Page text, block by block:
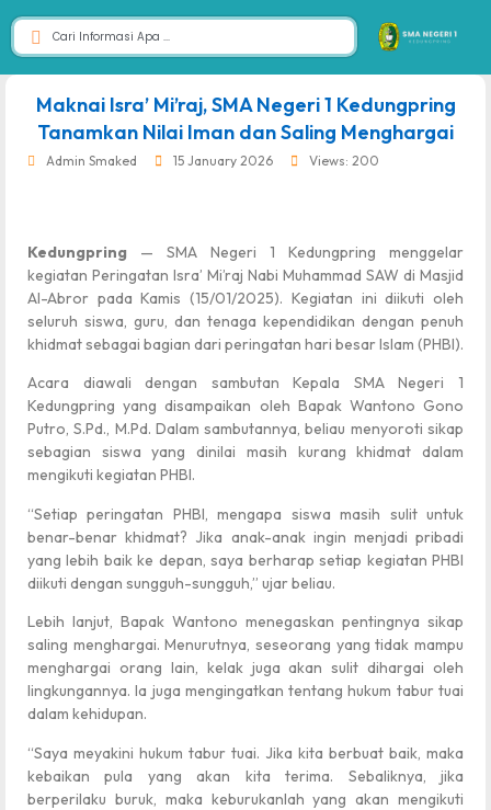
Maknai Isra’ Mi’raj, SMA Negeri 1 Kedungpring
Tanamkan Nilai Iman dan Saling Menghargai
Admin Smaked 15 January 2026 Views: 200
Kedungpring — SMA Negeri 1 Kedungpring menggelar
kegiatan Peringatan Isra’ Mi’raj Nabi Muhammad SAW di Masjid
Al-Abror pada Kamis (15/01/2025). Kegiatan ini diikuti oleh
seluruh siswa, guru, dan tenaga kependidikan dengan penuh
khidmat sebagai bagian dari peringatan hari besar Islam (PHBI).
Acara diawali dengan sambutan Kepala SMA Negeri 1
Kedungpring yang disampaikan oleh Bapak Wantono Gono
Putro, S.Pd., M.Pd. Dalam sambutannya, beliau menyoroti sikap
sebagian siswa yang dinilai masih kurang khidmat dalam
mengikuti kegiatan PHBI.
“Setiap peringatan PHBI, mengapa siswa masih sulit untuk
benar-benar khidmat? Jika anak-anak ingin menjadi pribadi
yang lebih baik ke depan, saya berharap setiap kegiatan PHBI
diikuti dengan sungguh-sungguh,” ujar beliau.
Lebih lanjut, Bapak Wantono menegaskan pentingnya sikap
saling menghargai. Menurutnya, seseorang yang tidak mampu
menghargai orang lain, kelak juga akan sulit dihargai oleh
lingkungannya. Ia juga mengingatkan tentang hukum tabur tuai
dalam kehidupan.
“Saya meyakini hukum tabur tuai. Jika kita berbuat baik, maka
kebaikan pula yang akan kita terima. Sebaliknya, jika
berperilaku buruk, maka keburukanlah yang akan mengikuti